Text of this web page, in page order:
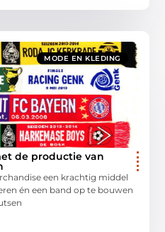
MODE EN KLEDING
de productie van
een krachtig middel
én een band op te bouwen